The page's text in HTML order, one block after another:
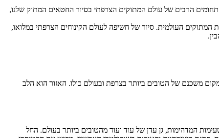
הרבים של עולם המתוקים הצרפתי בסיור החטאים המתוק שלנו,
העולמית. סיור של חשיפה לעולם הקינוחים הצרפתי במלואו,
משכנם של הטובים ביותר בצרפת ובעולם כולו. האזור הוא הלב
המדהימות, גן עדן של עוד ועוד מהטובים ביותר בעולם. החל